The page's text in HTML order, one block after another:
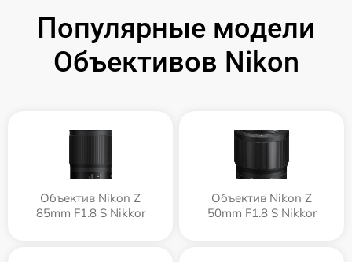
Популярные модели
Объективов Nikon
Объектив Nikon Z
85mm F1.8 S Nikkor
Объектив Nikon Z
50mm F1.8 S Nikkor